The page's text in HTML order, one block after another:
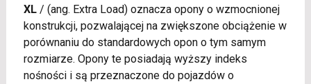
XL/ (ang. Extra Load) oznacza opony o wzmocnionej
konstrukcji, pozwalającej na zwiększone obciążenie w
porównaniu do standardowych opon o tym samym
rozmiarze. Opony te posiadają wyższy indeks
nośności i są przeznaczone do pojazdów o